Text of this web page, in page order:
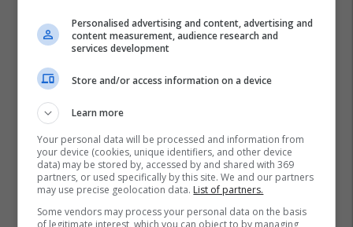
Personalised advertising and content, advertising and
content measurement, audience research and
services development
Store and/or access information on a device
Learn more
Your personal data will be processed and information from
your device (cookies, unique identifiers, and other device
data) may be stored by, accessed by and shared with 369
partners, or used specifically by this site. We and our partners
may use precise geolocation data. List of partners.
Some vendors may process your personal data on the basis
of legitimate interest, which you can object to by managing